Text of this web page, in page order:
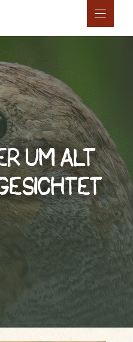
UM ALT